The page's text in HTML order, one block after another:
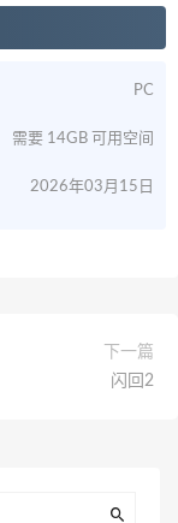
PC
需要 14GB 可用空间
2026年03月15日
下一篇
闪回2